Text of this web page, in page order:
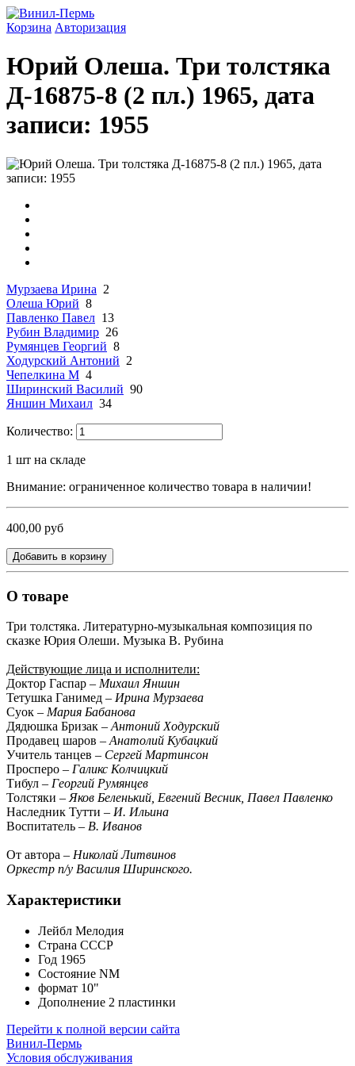
Корзина Авторизация
Юрий Олеша. Три толстяка
Д-16875-8 (2 пл.) 1965, дата
записи: 1955
Мурзаева Ирина 2
Олеша Юрий 8
Павленко Павел 13
Рубин Владимир 26
Румянцев Георгий 8
Ходурский Антоний 2
Чепелкина М 4
Ширинский Василий 90
Яншин Михаил 34
Количество:
1 шт на складе
Внимание: ограниченное количество товара в наличии!
400,00 руб
Добавить в корзину
О товаре
Три толстяка. Литературно-музыкальная композиция по
сказке Юрия Олеши. Музыка В. Рубина
Действующие лица и исполнители:
Доктор Гаспар – Михаил Яншин
Тетушка Ганимед – Ирина Мурзаева
Суок – Мария Бабанова
Дядюшка Бризак – Антоний Ходурский
Продавец шаров – Анатолий Кубацкий
Учитель танцев – Сергей Мартинсон
Просперо – Галикс Колчицкий
Тибул – Георгий Румянцев
Толстяки – Яков Беленький, Евгений Весник, Павел Павленко
Наследник Тутти – И. Ильина
Воспитатель – В. Иванов
От автора – Николай Литвинов
Оркестр п/у Василия Ширинского.
Характеристики
Лейбл Мелодия
Страна СССР
Год 1965
Состояние NM
формат 10"
Дополнение 2 пластинки
Перейти к полной версии сайта
Винил-Пермь
Условия обслуживания